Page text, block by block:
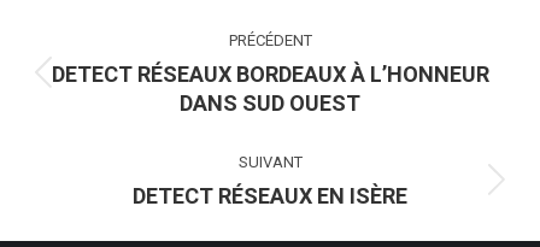
ARTICLE
PRÉCÉDENT
Article
:
DETECT RÉSEAUX BORDEAUX À L’HONNEUR
DANS SUD OUEST
SUIVANT
Article
DETECT RÉSEAUX EN ISÈRE